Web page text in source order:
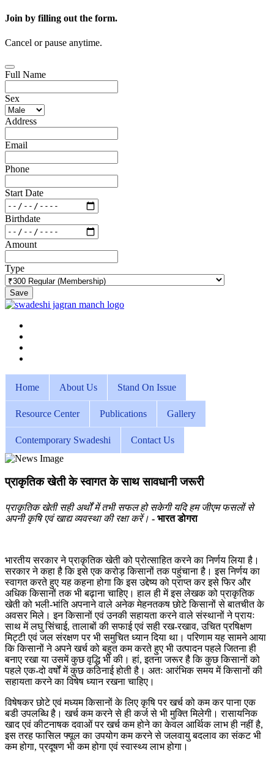
Join by filling out the form.
Cancel or pause anytime.
Full Name
Sex
Address
Email
Phone
Start Date
Birthdate
Amount
Type
Save
Home About Us Stand On Issue
Resource Center Publications Gallery
Contemporary Swadeshi Contact Us
प्राकृतिक खेती के स्वागत के साथ सावधानी जरूरी
प्राकृतिक खेती सही अर्थों में तभी सफल हो सकेगी यदि हम जीएम फसलों से
अपनी कृषि एवं खाद्य व्यवस्था की रक्षा करें। - भारत डोगरा
भारतीय सरकार ने प्राकृतिक खेती को प्रोत्साहित करने का निर्णय लिया है।
सरकार ने कहा है कि इसे एक करोड़ किसानों तक पहुंचाना है। इस निर्णय का
स्वागत करते हुए यह कहना होगा कि इस उद्देष्य को प्राप्त कर इसे फिर और
अधिक किसानों तक भी बढ़ाना चाहिए। हाल ही में इस लेखक को प्राकृतिक
खेती को भली-भांति अपनाने वाले अनेक मेहनतकष छोटे किसानों से बातचीत के
अवसर मिले। इन किसानों एवं उनकी सहायता करने वाले संस्थानों ने प्रायः
साथ में लघु सिंचाई, तालाबों की सफाई एवं सही रख-रखाव, उचित प्रषिक्षण
मिट्टी एवं जल संरक्षण पर भी समुचित ध्यान दिया था। परिणाम यह सामने आया
कि किसानों ने अपने खर्च को बहुत कम करते हुए भी उत्पादन पहले जितना ही
बनाए रखा या उसमें कुछ वृद्धि भी की। हां, इतना जरूर है कि कुछ किसानों को
पहले एक-दो वर्षों में कुछ कठिनाई होती है। अतः आरंभिक समय में किसानों की
सहायता करने का विषेष ध्यान रखना चाहिए।
विषेषकर छोटे एवं मध्यम किसानों के लिए कृषि पर खर्च को कम कर पाना एक
बडी उपलब्धि है। खर्च कम करने से ही कर्ज से भी मुक्ति मिलेगी। रासायनिक
खाद एवं कीटनाषक दवाओं पर खर्च कम होने का केवल आर्थिक लाभ ही नहीं है,
इस तरह फासिल फ्यूल का उपयोग कम करने से जलवायु बदलाव का संकट भी
कम होगा, प्रदूषण भी कम होगा एवं स्वास्थ्य लाभ होगा।